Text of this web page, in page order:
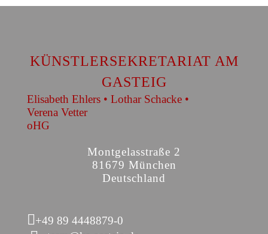
KÜNSTLERSEKRETARIAT AM
GASTEIG
Elisabeth Ehlers • Lothar Schacke •
Verena Vetter
oHG
Montgelasstraße 2
81679 München
Deutschland
+49 89 4448879-0